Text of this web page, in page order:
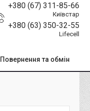
+380 (67) 311-85-66
Київстар
+380 (63) 350-32-55
Lifecell
Повернення та обмін